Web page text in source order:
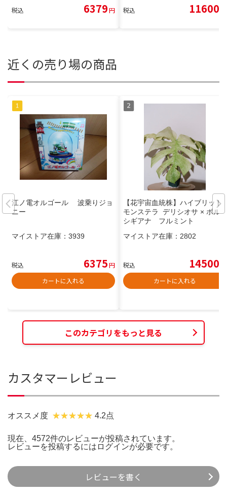
税込 6379円 税込 11600
近くの売り場の商品
江ノ電オルゴール 波乗りジョ
ニー
マイストア在庫： 3939
税込 6375円
カートに入れる
【花宇宙血統株】ハイブリッド
モンステラ デリシオサ × ボル
シギアナ フルミント
マイストア在庫： 2802
税込 14500
カートに入れる
このカテゴリをもっと見る
カスタマーレビュー
オススメ度 4.2点
現在、4572件のレビューが投稿されています。
レビューを投稿するには ログインが必要です。
レビューを書く